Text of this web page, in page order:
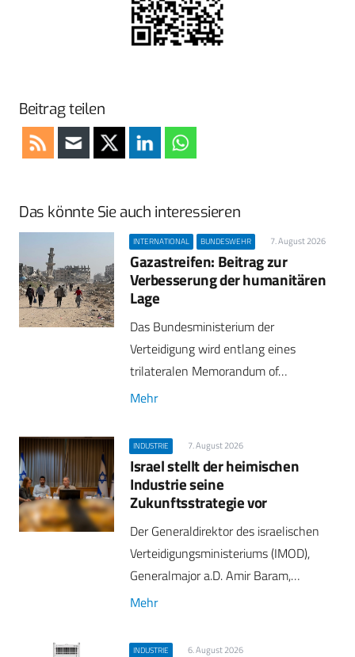
Beitrag teilen
Das könnte Sie auch interessieren
INTERNATIONAL BUNDESWEHR 7. August 2026
Gazastreifen: Beitrag zur
Verbesserung der humanitären
Lage
Das Bundesministerium der
Verteidigung wird entlang eines
trilateralen Memorandum of…
Mehr
INDUSTRIE 7. August 2026
Israel stellt der heimischen
Industrie seine
Zukunftsstrategie vor
Der Generaldirektor des israelischen
Verteidigungsministeriums (IMOD),
Generalmajor a.D. Amir Baram,…
Mehr
INDUSTRIE 6. August 2026